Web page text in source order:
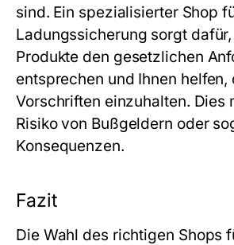
sind. Ein spezialisierter Shop
Ladungssicherung sorgt
Produkte den gesetzlichen
entsprechen und Ihnen helfen,
Vorschriften einzuhalten. Dies
Risiko von Bußgeldern oder
Konsequenzen.
Fazit
Die Wahl des richtigen Shops